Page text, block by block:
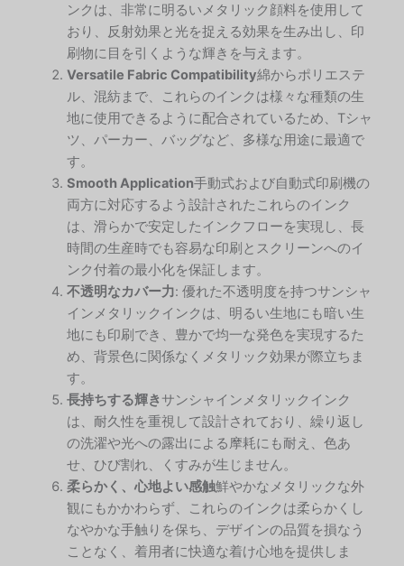
ンクは、非常に明るいメタリック顔料を使用して
おり、反射効果と光を捉える効果を生み出し、印
刷物に目を引くような輝きを与えます。
Versatile Fabric Compatibility綿からポリエステ
ル、混紡まで、これらのインクは様々な種類の生
地に使用できるように配合されているため、Tシャ
ツ、パーカー、バッグなど、多様な用途に最適で
す。
Smooth Application手動式および自動式印刷機の
両方に対応するよう設計されたこれらのインク
は、滑らかで安定したインクフローを実現し、長
時間の生産時でも容易な印刷とスクリーンへのイ
ンク付着の最小化を保証します。
不透明なカバー力: 優れた不透明度を持つサンシャ
インメタリックインクは、明るい生地にも暗い生
地にも印刷でき、豊かで均一な発色を実現するた
め、背景色に関係なくメタリック効果が際立ちま
す。
長持ちする輝き サンシャインメタリックインク
は、耐久性を重視して設計されており、繰り返し
の洗濯や光への露出による摩耗にも耐え、色あ
せ、ひび割れ、くすみが生じません。
柔らかく、心地よい感触鮮やかなメタリックな外
観にもかかわらず、これらのインクは柔らかくし
なやかな手触りを保ち、デザインの品質を損なう
ことなく、着用者に快適な着け心地を提供しま